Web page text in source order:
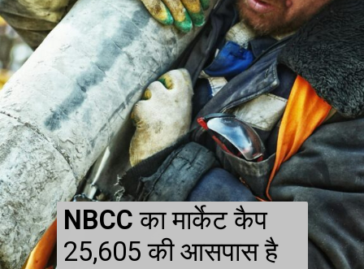
NBCC का मार्केट कैप
25,605 की आसपास है